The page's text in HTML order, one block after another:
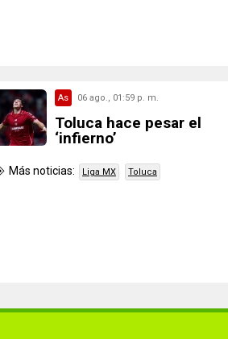
As 06 ago., 01:59 p. m.
Toluca hace pesar el
‘infierno’
Más noticias: Liga MX Toluca